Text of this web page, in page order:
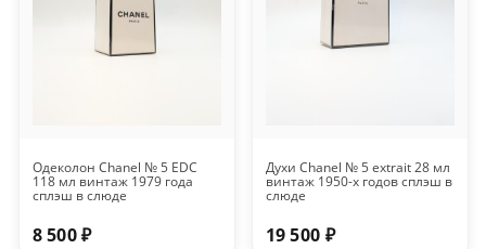
Одеколон Chanel № 5 EDC
118 мл винтаж 1979 года
сплэш в слюде
8 500 ₽
Духи Chanel № 5 extrait 28 мл
винтаж 1950-х годов сплэш в
слюде
19 500 ₽